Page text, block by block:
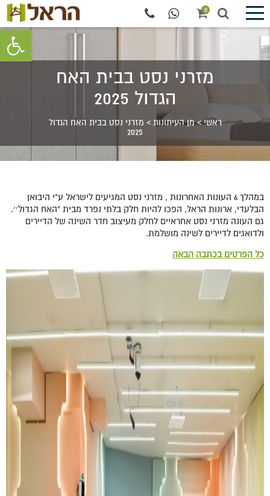
פתח
0
מזרני נסט בבית האח
הגדול 2025
ראשי>מן העיתונות > מזרני נסט בבית האח הגדול
2025
במהלך 6 העונות האחרונות , מזרני נסט המגיעים לישראל ע"י היבואן
הבלעדי, ארונות הראל, הפכו להיות חלק בלתי נפרד מבית "האח הגדול׳׳.
גם העונה מזרני נסט אחראיים לחלק מעיצוב חדר השינה של הדיירים
ולדואגים לדיירים לשינה מושלמת.
כל הפרטים בכתבה הבאה